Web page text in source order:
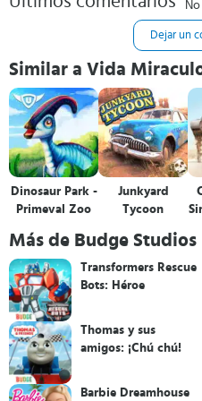
Dejar un
Similar a Vida
Dinosaur Park -
Primeval Zoo
Junkyard
Tycoon
Más de Budge Studios
Transformers Rescue
Bots: Héroe
Thomas y sus
amigos: ¡Chú chú!
Barbie Dreamhouse